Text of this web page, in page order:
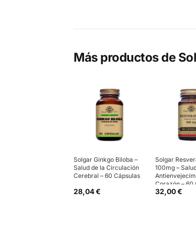
Más productos de
Solgar Ginkgo Biloba –
Salud de la Circulación
Cerebral – 60 Cápsulas
28,04 €
Solgar
100mg –
Corazón – 60
32,00 €